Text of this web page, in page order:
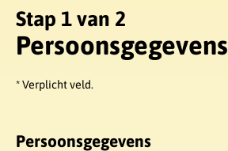
Stap 1 van 2
Persoonsgegevens
* Verplicht veld.
Persoonsgegevens